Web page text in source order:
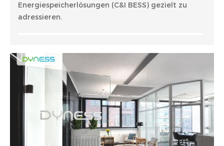
Energiespeicherlösungen (C&I BESS) gezielt zu
adressieren.